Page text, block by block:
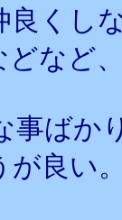
良くし
どなど
事ばか
が良い